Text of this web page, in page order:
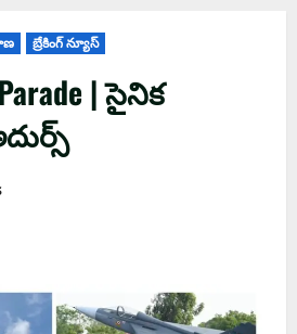
బ్రేకింగ్ న్యూస్
| సైనిక